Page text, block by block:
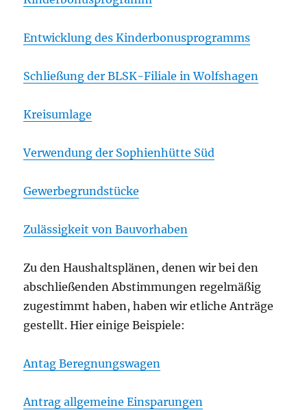
Entwicklung des Kinderbonusprogramms
Schließung der BLSK-Filiale in Wolfshagen
Kreisumlage
Verwendung der Sophienhütte Süd
Gewerbegrundstücke
Zulässigkeit von Bauvorhaben
Zu den Haushaltsplänen, denen wir bei den
abschließenden Abstimmungen regelmäßig
zugestimmt haben, haben wir etliche Anträge
gestellt. Hier einige Beispiele:
Antag Beregnungswagen
Antrag allgemeine Einsparungen